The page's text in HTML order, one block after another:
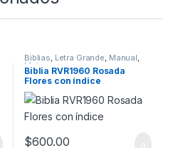
Biblias, Letra Grande, Manual,
Mujeres
Biblia RVR1960 Rosada
Flores con índice
$600.00